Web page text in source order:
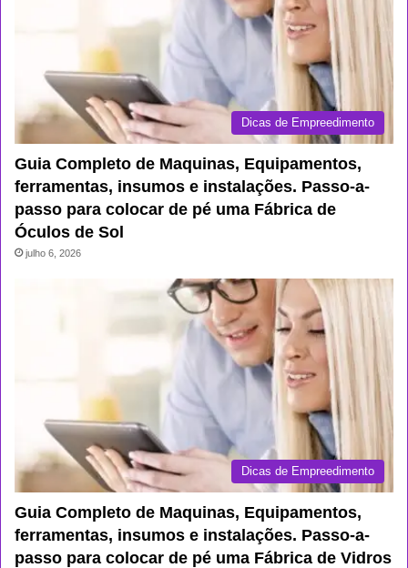
Dicas de Empreedimento
Guia Completo de Maquinas, Equipamentos,
ferramentas, insumos e instalações. Passo-a-
passo para colocar de pé uma Fábrica de
Óculos de Sol
julho 6, 2026
Dicas de Empreedimento
Guia Completo de Maquinas, Equipamentos,
ferramentas, insumos e instalações. Passo-a-
passo para colocar de pé uma Fábrica de Vidros